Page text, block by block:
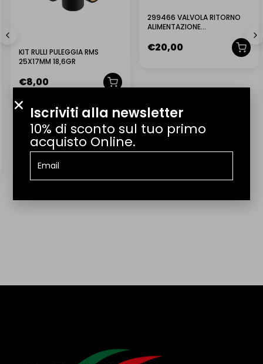
QUANTO TEMPO CI VUOLE PER LA CONSEGNA?
QUANTO COSTA LA SPEDIZIONE?
IL PRODOTTO ARRIVA GIÀ MONTATO?
POSSO EFFETTUARE UN RESO?
KIT RULLI PULEGGIA RMS
25X17MM 18,6GR
€8,00
299466 VALVOLA RITORNO
ALIMENTAZIONE
PIAGGIO
€20,00
Iscriviti alla newsletter
10% di sconto sul tuo primo
acquisto Online.